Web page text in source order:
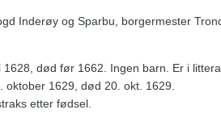
Inderøy og Sparbu, borgermester
1628, død før 1662. Ingen barn. Er i
oktober 1629, død 20. okt. 1629.
etter fødsel.